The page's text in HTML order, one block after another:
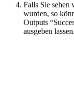
Falls Sie sehen
wurden, so
Outputs
ausgeben lassen.